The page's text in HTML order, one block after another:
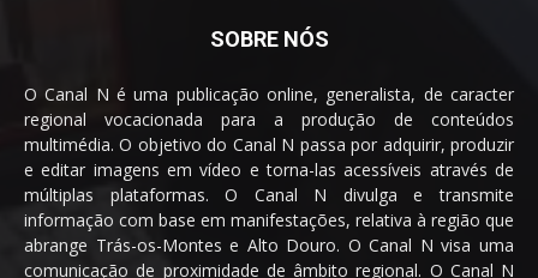
SOBRE NÓS
O Canal N é uma publicação online, generalista, de caracter
regional vocacionada para a produção de conteúdos
multimédia. O objetivo do Canal N passa por adquirir, produzir
e editar imagens em vídeo e torna-las acessíveis através de
múltiplas plataformas. O Canal N divulga e transmite
informação com base em manifestações, relativa à região que
abrange Trás-os-Montes e Alto Douro. O Canal N visa uma
comunicação de proximidade de âmbito regional. O Canal N